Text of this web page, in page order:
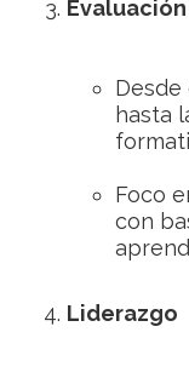
Evaluación
Desde
hasta
Foco
con
Liderazgo